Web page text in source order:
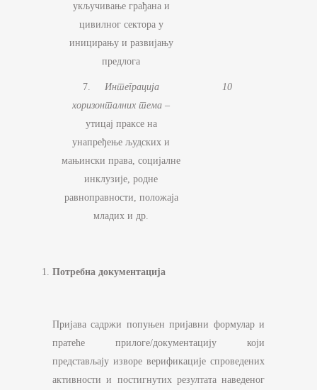
укључивање грађана и
цивилног сектора у
иницирању и развијању
предлога
7. Интеграција
хоризонталних тема –
утицај праксе на
унапређење људских и
мањински права, социјалне
инклузије, родне
равноправности, положаја
младих и др.
10
Потребна документација
Пријава садржи попуњен пријавни формулар и
пратеће прилоге/документацију који
представљају изворе верификације спроведених
активности и постигнутих резултата наведеног